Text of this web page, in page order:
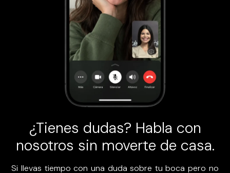
¿Tienes dudas? Habla con
nosotros sin moverte de casa.
Si llevas tiempo con una duda sobre tu boca pero no